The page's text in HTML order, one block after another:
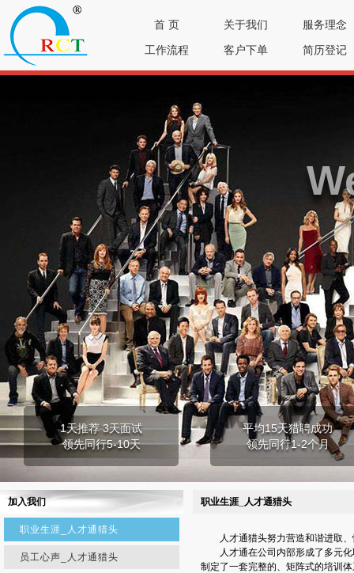
首 页 关于我们
服务理念
工作流程
客户下单 简历登记
1天推荐 3天面试
领先同行5-10天
平均15天猎聘成功
领先同行1-2个月
加入我们
职业生涯_人才通猎头
员工心声_人才通猎头
职业生涯_人才通猎头
人才通猎头努力营造和谐进取
人才通在公司内部形成了多元
制定了一套完整的、矩阵式的培训